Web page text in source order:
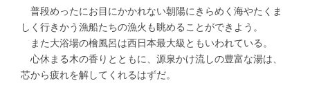
普段めったにお目にかかれない朝陽にきらめく海やたくま
しく行きかう漁船たちの漁火も眺めることができよう。
また大浴場の檜風呂は西日本最大級ともいわれている。
心休まる木の香りとともに、源泉かけ流しの豊富な湯は、
芯から疲れを解してくれるはずだ。